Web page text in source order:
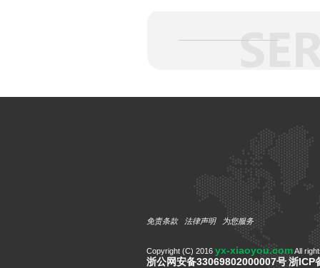
免责条款 法律声明 为您服务
Copyright (C) 2016 yx-xiaoyou.comAll
浙公网安备33069802000007号浙ICP